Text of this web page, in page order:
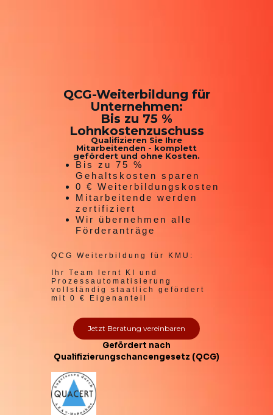
QCG-Weiterbildung für
Unternehmen:
Bis zu 75 %
Lohnkostenzuschuss
Qualifizieren Sie Ihre
Mitarbeitenden - komplett
gefördert und ohne Kosten.
Bis zu 75 %
Gehaltskosten sparen
0 € Weiterbildungskosten
Mitarbeitende werden
zertifiziert
Wir übernehmen alle
Förderanträge
QCG Weiterbildung für KMU:
Ihr Team lernt KI und
Prozessautomatisierung
vollständig staatlich gefördert
mit 0 € Eigenanteil
Jetzt Beratung vereinbaren
Gefördert nach
Qualifizierungschancengesetz (QCG)